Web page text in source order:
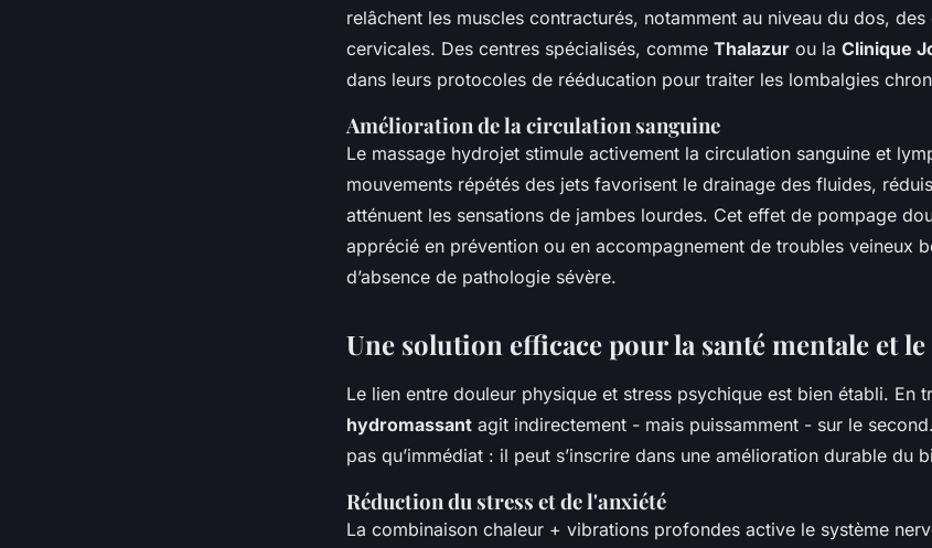
relâchent les muscles contracturés, notamment au niveau du dos, des
cervicales. Des centres spécialisés, comme Thalazur ou la Clinique
dans leurs protocoles de rééducation pour traiter les lombalgies
Amélioration de la circulation sanguine
Le massage hydrojet stimule activement la circulation sanguine et
mouvements répétés des jets favorisent le drainage des fluides,
atténuent les sensations de jambes lourdes. Cet effet de pompage
apprécié en prévention ou en accompagnement de troubles veineux
d’absence de pathologie sévère.
Une solution efficace pour la santé mentale et
Le lien entre douleur physique et stress psychique est bien établi. En
hydromassant agit indirectement - mais puissamment - sur le second.
pas qu’immédiat : il peut s’inscrire dans une amélioration durable du
Réduction du stress et de l'anxiété
La combinaison chaleur + vibrations profondes active le système